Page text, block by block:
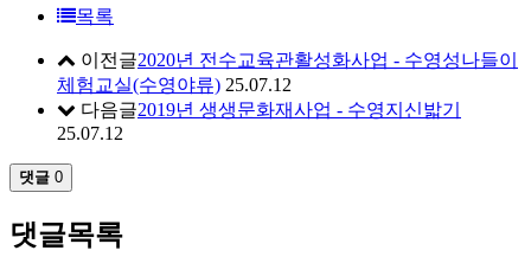
목록
이전글2020년 전수교육관활성화사업 - 수영성나들이
체험교실(수영야류) 25.07.12
다음글2019년 생생문화재사업 - 수영지신밟기
25.07.12
댓글 0
댓글목록